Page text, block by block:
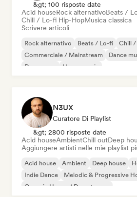
&gt; 100 risposte date
Acid houseRock alternativoBeats /
Chill / Lo-fi Hip-HopMusica classica
Scrivere articoli
Rock alternativo Beats / Lo-fi
Chill
Commerciale / Mainstream
Dance
Dream pop
House music
N3UX
Curatore Di Playlist
&gt; 2800 risposte date
Acid houseAmbientChill outDeep
Aggiungere artisti nelle mie playlist
Acid house Ambient Deep house
Indie Dance
Melodic & Progressive
Organic House / Downtempo